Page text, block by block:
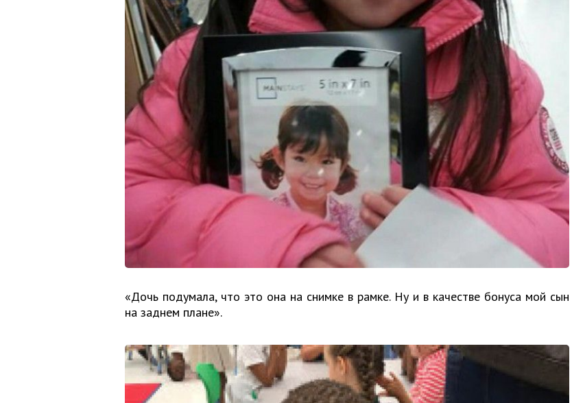
«Дочь подумала, что это она на снимке в рамке. Ну и в качестве бонуса мой сын
на заднем плане».